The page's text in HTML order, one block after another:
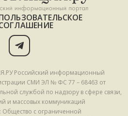
Российский информационный
СМИ ЭЛ № ФС 77 – 68463 от
службой по надзору в сфере связи,
и массовых коммуникаций
Общество с ограниченной